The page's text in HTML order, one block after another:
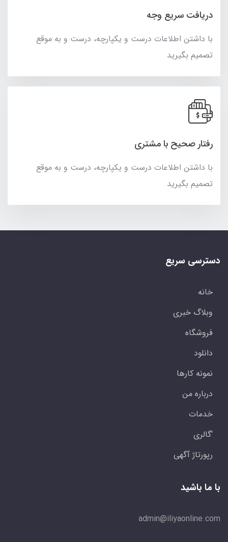
دریافت سریع وجه
با داشتن اطلاعات درست و یکپارچه، درست و به موقع
تصمیم بگیرید
رفتار صحیح با مشتری
با داشتن اطلاعات درست و یکپارچه، درست و به موقع
تصمیم بگیرید
دسترسی سریع
خانه
وبلاگ خبری
فروشگاه
دانلود
نمونه کارها
درباره من
خدمات
'گالری
رپورتاژ آگهی
با ما باشید
admin@iliyaonline.com